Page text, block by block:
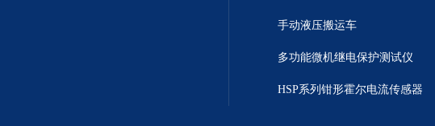
手动液压搬运车
多功能微机继电保护测试仪
HSP系列钳形霍尔电流传感器